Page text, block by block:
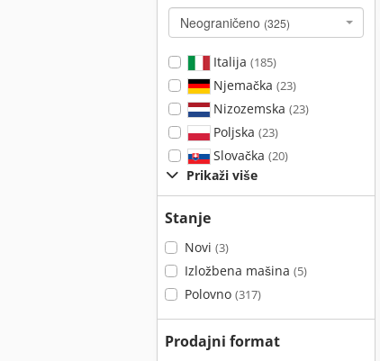
Neograničeno (325)
Italija (185)
Njemačka (23)
Nizozemska (23)
Poljska (23)
Slovačka (20)
Prikaži više
Stanje
Novi (3)
Izložbena mašina (5)
Polovno (317)
Prodajni format